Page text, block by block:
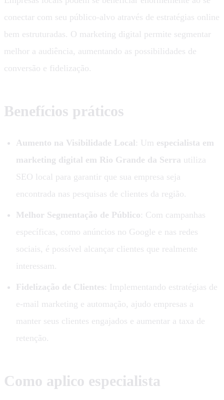
conectar com seu público-alvo através de estratégias online
bem estruturadas. O marketing digital permite segmentar
melhor a audiência, aumentando as possibilidades de
conversão e fidelização.
Benefícios práticos
Aumento na Visibilidade Local : Um especialista em
marketing digital em Rio Grande da Serra utiliza
SEO local para garantir que sua empresa seja
encontrada nas pesquisas de clientes da região.
Melhor Segmentação de Público: Com campanhas
específicas, como anúncios no Google e nas redes
sociais, é possível alcançar clientes que realmente
interessam.
Fidelização de Clientes: Implementando estratégias de
e-mail marketing e automação, ajudo empresas a
manter seus clientes engajados e aumentar a taxa de
retenção.
Como aplico especialista